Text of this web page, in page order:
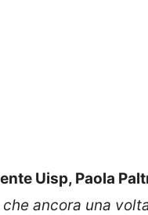
Uisp, Paola
che ancora una